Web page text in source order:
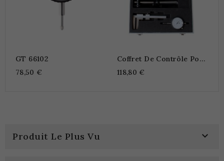
GT 66102
78,50 €
Coffret De Contrôle Pour
Disques De Freins
118,80 €
Produit Le Plus Vu 